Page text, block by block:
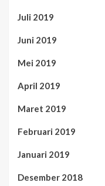
Juli 2019
Juni 2019
Mei 2019
April 2019
Maret 2019
Februari 2019
Januari 2019
Desember 2018